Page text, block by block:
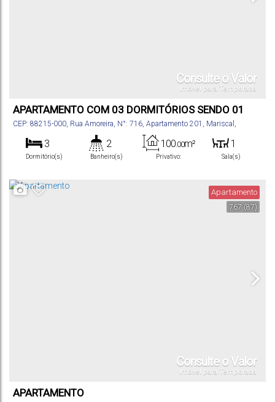
Consulte o Valor
Imóvel para Temporada
APARTAMENTO COM 03 DORMITÓRIOS SENDO 01
SUÍTE.
CEP: 88215-000, Rua Amoreira, N°: 716, Apartamento 201 , Mariscal ,
3
Dormitório(s)
2
Banheiro(s) Privativo:
100.00m² 1
Sala(s)
Suíte(s)
767 (87)
Apartamento
Consulte o Valor
Imóvel para Temporada
APARTAMENTO